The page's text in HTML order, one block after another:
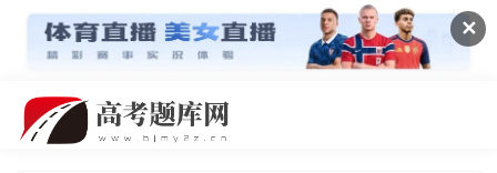
✕